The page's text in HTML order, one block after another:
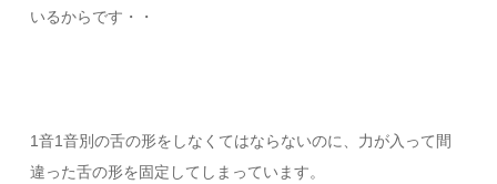
いるからです・・
1音1音別の舌の形をしなくてはならないのに、力が入って間
違った舌の形を固定してしまっています。